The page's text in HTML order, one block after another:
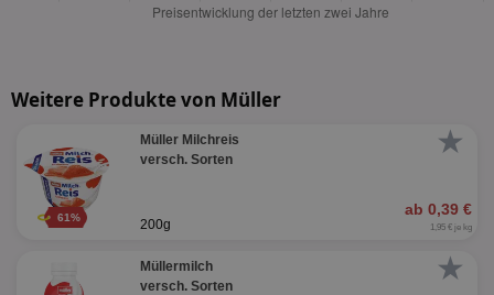
Weitere Produkte von Müller
★
61%
Müller Milchreis
versch. Sorten
ab 0,39 €
200g 1,95 € je kg
★
Müllermilch
versch. Sorten